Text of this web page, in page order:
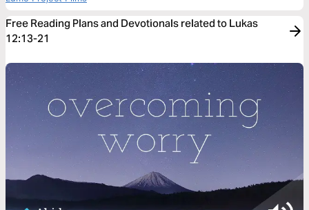
Free Reading Plans and Devotionals related to Lukas
12:13-21